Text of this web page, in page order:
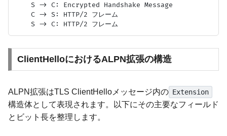
    S -> C: Encrypted Handshake Message
    C -> S: HTTP/2 フレーム
ClientHelloにおけるALPN拡張の構造
ALPN拡張はTLS ClientHelloメッセージ内の Extension
構造体として表現されます。以下にその主要なフィールド
とビット長を整理します。